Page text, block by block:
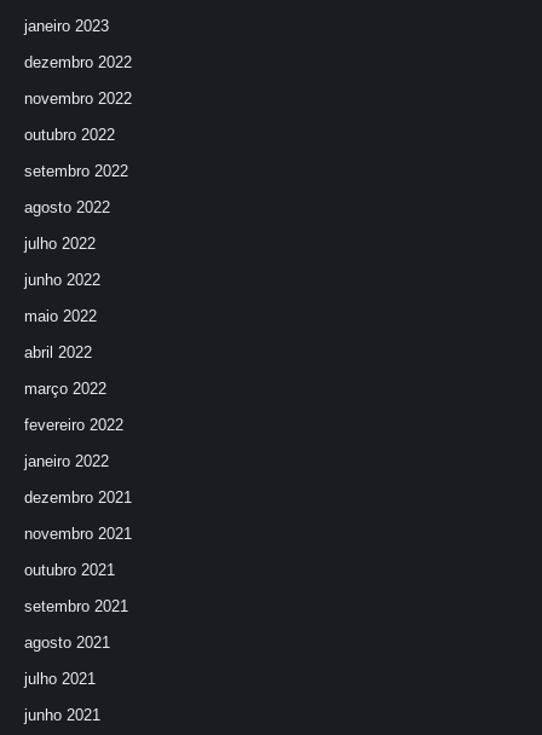
janeiro 2023
dezembro 2022
novembro 2022
outubro 2022
setembro 2022
agosto 2022
julho 2022
junho 2022
maio 2022
abril 2022
março 2022
fevereiro 2022
janeiro 2022
dezembro 2021
novembro 2021
outubro 2021
setembro 2021
agosto 2021
julho 2021
junho 2021